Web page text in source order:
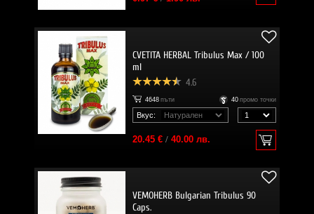
CVETITA HERBAL Tribulus Max / 100
ml
4.6
4648 пъти 40 промо точки
Вкус:
20.45 €/ 40.00 лв.
VEMOHERB Bulgarian Tribulus 90
Caps.